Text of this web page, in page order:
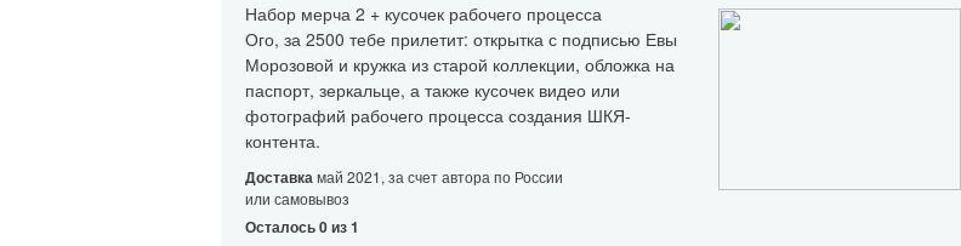
Набор мерча 2 + кусочек рабочего процесса
Ого, за 2500 тебе прилетит: открытка с подписью Евы
Морозовой и кружка из старой коллекции, обложка на
паспорт, зеркальце, а также кусочек видео или
фотографий рабочего процесса создания ШКЯ-
контента.
Доставкамай 2021, за счет автора по России
или самовывоз
Осталось 0 из 1